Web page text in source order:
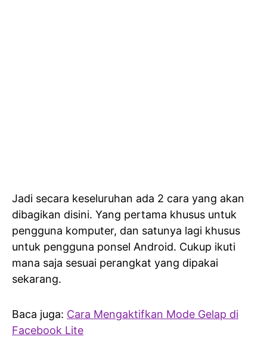
Jadi secara keseluruhan ada 2 cara yang akan
dibagikan disini. Yang pertama khusus untuk
pengguna komputer, dan satunya lagi khusus
untuk pengguna ponsel Android. Cukup ikuti
mana saja sesuai perangkat yang dipakai
sekarang.
Baca juga: Cara Mengaktifkan Mode Gelap di
Facebook Lite